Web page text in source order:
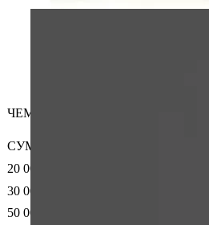
ЧЕМ БОЛЬШЕ — ТЕМ ВЫГОДНЕЕ!
СУММА ЗАКАЗА
20 000
30 000
50 000